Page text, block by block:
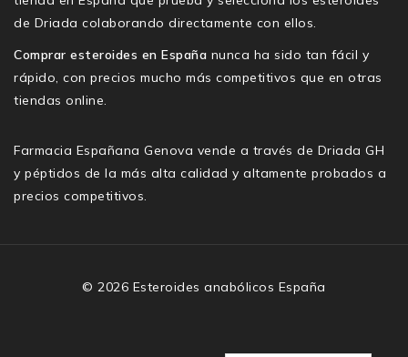
de Driada colaborando directamente con ellos.
Comprar esteroides en España nunca ha sido tan fácil y
rápido, con precios mucho más competitivos que en otras
tiendas online.
Farmacia Españana Genova vende a través de Driada GH
y péptidos de la más alta calidad y altamente probados a
precios competitivos.
© 2026 Esteroides anabólicos España